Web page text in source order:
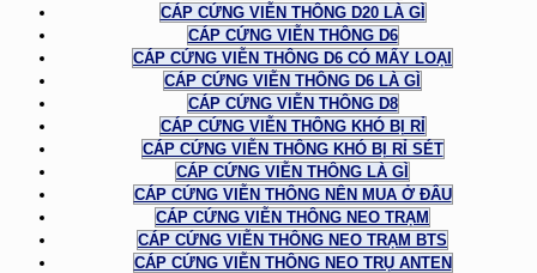
CÁP CỨNG VIỄN THÔNG D20 LÀ GÌ
CÁP CỨNG VIỄN THÔNG D6
CÁP CỨNG VIỄN THÔNG D6 CÓ MẤY LOẠI
CÁP CỨNG VIỄN THÔNG D6 LÀ GÌ
CÁP CỨNG VIỄN THÔNG D8
CÁP CỨNG VIỄN THÔNG KHÓ BỊ RỈ
CÁP CỨNG VIỄN THÔNG KHÓ BỊ RỈ SÉT
CÁP CỨNG VIỄN THÔNG LÀ GÌ
CÁP CỨNG VIỄN THÔNG NÊN MUA Ở ĐÂU
CÁP CỨNG VIỄN THÔNG NEO TRẠM
CÁP CỨNG VIỄN THÔNG NEO TRẠM BTS
CÁP CỨNG VIỄN THÔNG NEO TRỤ ANTEN